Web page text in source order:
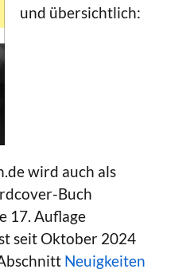
und übersichtlich:
wird auch als
Buch
17. Auflage
seit Oktober 2024
Neuigkeiten